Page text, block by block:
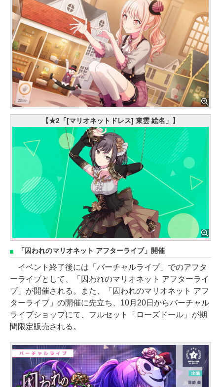
【★2「[マリオネットドレス] 東雲 絵名」】
「囚われのマリオネット アフターライブ」開催
イベント終了後には「バーチャルライブ」でのアフタ
ーライブとして、「囚われのマリオネット アフターライ
ブ」が開催される。また、「囚われのマリオネット アフ
ターライブ」の開催に先立ち、10月20日からバーチャル
ライブショップにて、フルセット「ローズドール」が期
間限定販売される。